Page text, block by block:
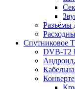
Разъёмы
Спутниковое
DVB-Т2